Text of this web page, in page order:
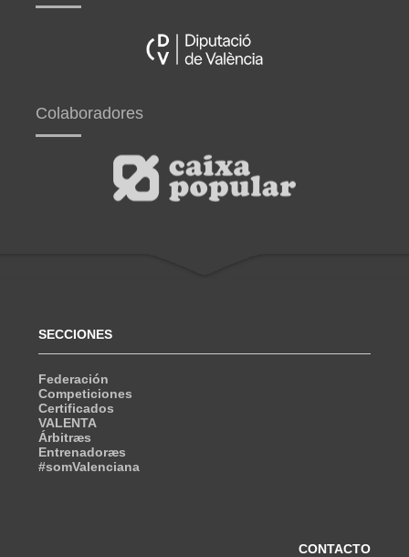
Colaboradores
SECCIONES
Federación
Competiciones
Certificados
VALENTA
Árbitræs
Entrenadoræs
#somValenciana
CONTACTO